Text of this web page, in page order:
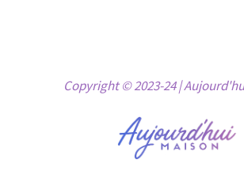
Copyright © 2023-24 |